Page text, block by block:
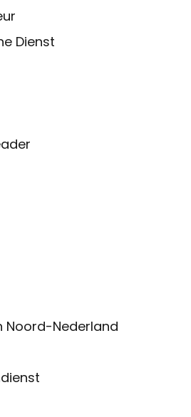
Dienst
Noord-Nederland